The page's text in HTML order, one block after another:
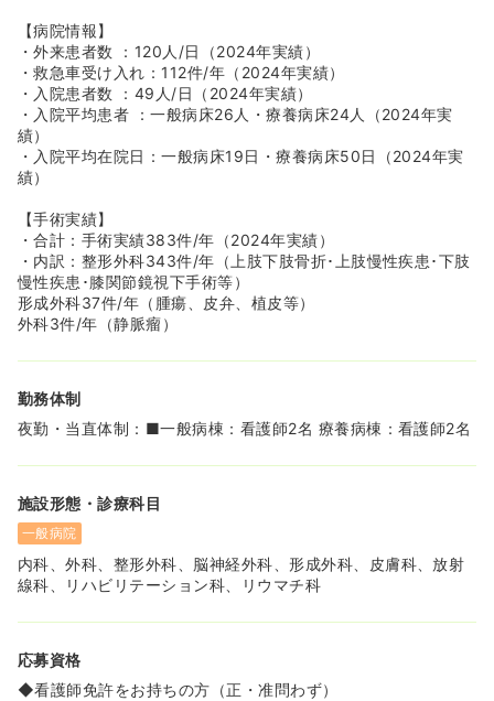
【病院情報】
・外来患者数 ：120人/日（2024年実績）
・救急車受け入れ：112件/年（2024年実績）
・入院患者数 ：49人/日（2024年実績）
・入院平均患者 ：一般病床26人・療養病床24人（2024年実
績）
・入院平均在院日：一般病床19日・療養病床50日（2024年実
績）
【手術実績】
・合計：手術実績383件/年（2024年実績）
・内訳：整形外科343件/年（上肢下肢骨折･上肢慢性疾患･下肢
慢性疾患･膝関節鏡視下手術等）
形成外科37件/年（腫瘍、皮弁、植皮等）
外科3件/年（静脈瘤）
勤務体制
夜勤・当直体制：■一般病棟：看護師2名 療養病棟：看護師2名
施設形態・診療科目
一般病院
内科、外科、整形外科、脳神経外科、形成外科、皮膚科、放射
線科、リハビリテーション科、リウマチ科
応募資格
◆看護師免許をお持ちの方（正・准問わず）